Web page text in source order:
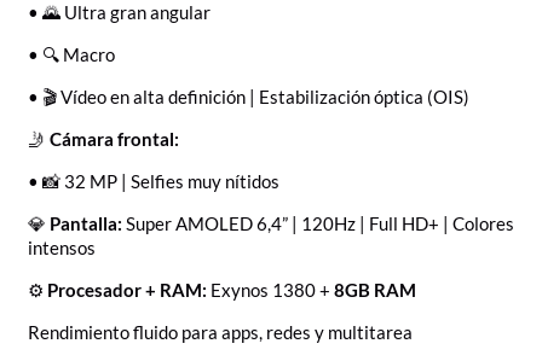
• 🌄 Ultra gran angular
• 🔍 Macro
• 🎬 Vídeo en alta definición | Estabilización óptica (OIS)
🤳 Cámara frontal:
• 📸 32 MP | Selfies muy nítidos
💎 Pantalla: Super AMOLED 6,4” | 120Hz | Full HD+ | Colores
intensos
⚙️ Procesador + RAM: Exynos 1380 + 8GB RAM
Rendimiento fluido para apps, redes y multitarea